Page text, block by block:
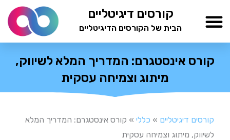
לתוכן
קורסים דיגיטליים
הבית של הקורסים הדיגיטליים
קורס אינסטגרם: המדריך המלא לשיווק,
מיתוג וצמיחה עסקית
קורסים דיגיטליים » כללי » קורס אינסטגרם: המדריך המלא
לשיווק, מיתוג וצמיחה עסקית